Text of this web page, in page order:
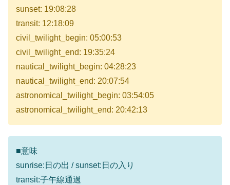
sunset: 19:08:28
transit: 12:18:09
civil_twilight_begin: 05:00:53
civil_twilight_end: 19:35:24
nautical_twilight_begin: 04:28:23
nautical_twilight_end: 20:07:54
astronomical_twilight_begin: 03:54:05
astronomical_twilight_end: 20:42:13
■意味
sunrise:日の出 / sunset:日の入り
transit:子午線通過